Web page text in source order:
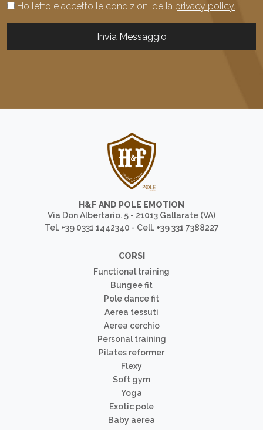
Ho letto e accetto le condizioni della privacy policy.
Invia Messaggio
H&F AND POLE EMOTION
Via Don Albertario. 5 - 21013 Gallarate (VA)
Tel. +39 0331 1442340 - Cell. +39 331 7388227
CORSI
Functional training
Bungee fit
Pole dance fit
Aerea tessuti
Aerea cerchio
Personal training
Pilates reformer
Flexy
Soft gym
Yoga
Exotic pole
Baby aerea